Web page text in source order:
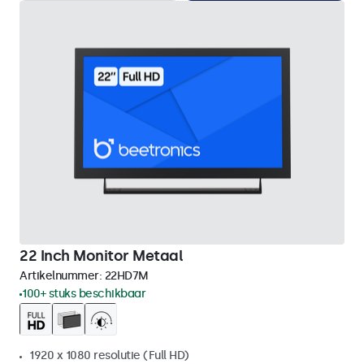
22 Inch Monitor Metaal
Artikelnummer: 22HD7M
100+ stuks beschikbaar
1920 x 1080 resolutie (Full HD)